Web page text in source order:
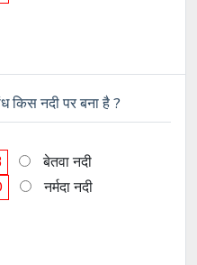
किस नदी पर बना है ?
बेतवा नदी
नर्मदा नदी